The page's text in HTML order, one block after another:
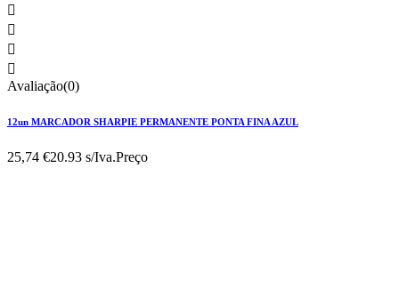




Avaliação(0)
12un MARCADOR SHARPIE PERMANENTE PONTA FINA AZUL
25,74 €20.93 s/Iva.Preço